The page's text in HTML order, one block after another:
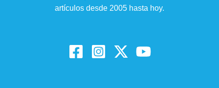
artículos desde 2005 hasta hoy.